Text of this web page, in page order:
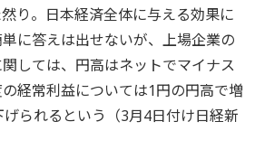
り。日本経済全体に与える効果に
に答えは出せないが、上場企業の
しては、円高はネットでマイナス
経常利益については1円の円高で増
られるという（3月4日付け日経新